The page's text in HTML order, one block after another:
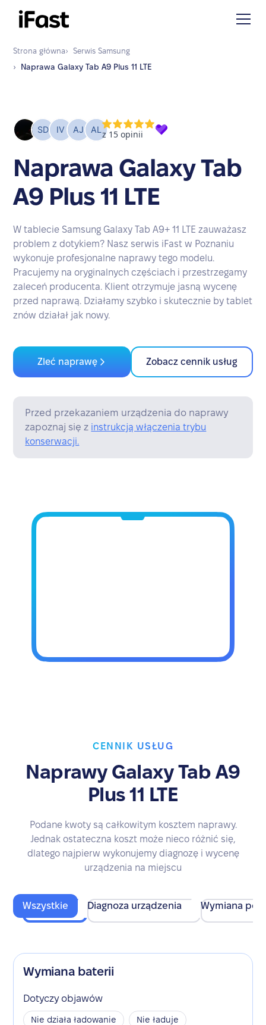
Strona główna› Serwis Samsung
›
Naprawa Galaxy Tab A9 Plus 11 LTE
Naprawa Galaxy Tab
A9 Plus 11 LTE
W tablecie Samsung Galaxy Tab A9+ 11 LTE zauważasz
problem z dotykiem? Nasz serwis iFast w Poznaniu
wykonuje profesjonalne naprawy tego modelu.
Pracujemy na oryginalnych częściach i przestrzegamy
zaleceń producenta. Klient otrzymuje jasną wycenę
przed naprawą. Działamy szybko i skutecznie by tablet
znów działał jak nowy.
Zleć naprawę Zobacz cennik usług
Przed przekazaniem urządzenia do naprawy
zapoznaj się z instrukcją włączenia trybu
konserwacji.
CENNIK USŁUG
Naprawy Galaxy Tab A9
Plus 11 LTE
Podane kwoty są całkowitym kosztem naprawy.
Jednak ostateczna koszt może nieco różnić się,
dlatego najpierw wykonujemy diagnozę i wycenę
urządzenia na miejscu
Wszystkie Diagnoza urządzenia Wymiana
Wymiana baterii
Dotyczy objawów
Nie działa ładowanie
Nie ładuje